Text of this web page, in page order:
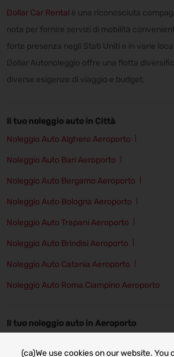
(ca)We use cookies on our website. You
Dollar Car Rental è una riconosciuta
nota per fornire servizi di mobilità
forte presenza negli Stati Uniti e in varie
Dollar Autonoleggio offre una flotta
diverse esigenze di viaggio e budget.
Il tuo noleggio auto in Città
Noleggio Auto Alghero Aeroporto
Noleggio Auto Bari Aeroporto
Noleggio Auto Bergamo Aeroporto
Noleggio Auto Bologna Aeroporto
Noleggio Auto Trapani Aeroporto
Noleggio Auto Brindisi Aeroporto
Noleggio Auto Catania Aeroporto
Noleggio Auto Roma Ciampino Aeroporto
Il tuo noleggio auto in Aeroporto